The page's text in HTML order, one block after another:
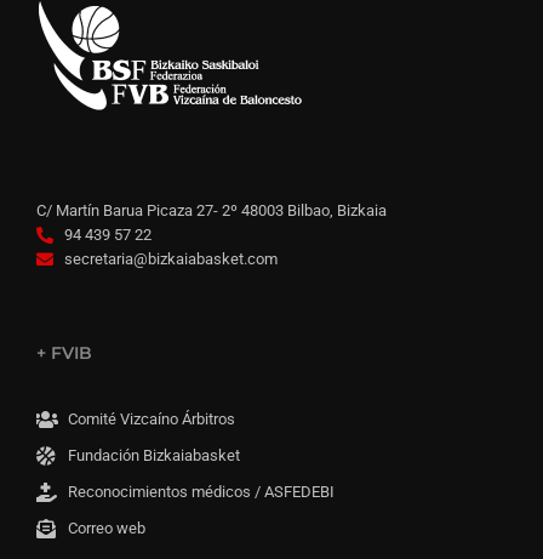
C/ Martín Barua Picaza 27- 2º 48003 Bilbao, Bizkaia
94 439 57 22
secretaria@bizkaiabasket.com
+ FVIB
Comité Vizcaíno Árbitros
Fundación Bizkaiabasket
Reconocimientos médicos / ASFEDEBI
Correo web